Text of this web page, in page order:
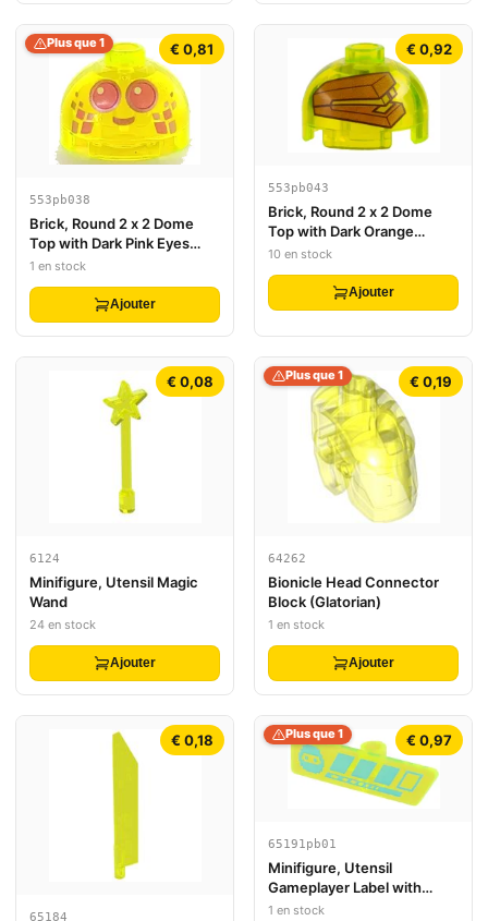
€ 0,81
Plus que 1
553pb038
Brick, Round 2 x 2 Dome
Top with Dark Pink Eyes
with Metallic Pink Outlines
1 en stock
Ajouter
€ 0,92
553pb043
Brick, Round 2 x 2 Dome
Top with Dark Orange
Stapler in Jello Mold Pattern
10 en stock
Ajouter
€ 0,08
6124
Minifigure, Utensil Magic
Wand
24 en stock
Ajouter
€ 0,19
Plus que 1
64262
Bionicle Head Connector
Block (Glatorian)
1 en stock
Ajouter
€ 0,18
65184
€ 0,97
Plus que 1
65191pb01
Minifigure, Utensil
Gameplayer Label with
Pixelated Medium Azure
1 en stock